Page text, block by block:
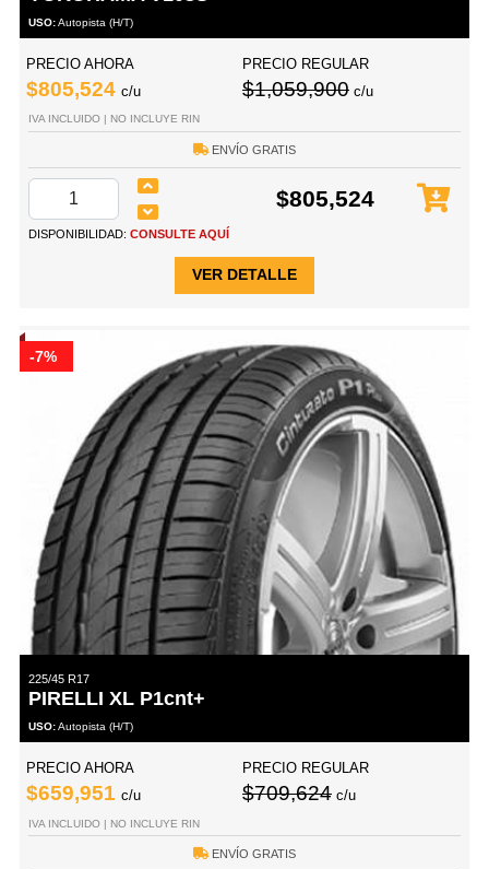
USO:Autopista (H/T)
PRECIO AHORA
$805,524 c/u
PRECIO REGULAR
$1,059,900 c/u
IVA INCLUIDO | NO INCLUYE RIN
ENVÍO GRATIS
$805,524
DISPONIBILIDAD: CONSULTE AQUÍ
VER DETALLE
-7%
225/45 R17
PIRELLI XL P1cnt+
USO:Autopista (H/T)
PRECIO AHORA
$659,951 c/u
PRECIO REGULAR
$709,624 c/u
IVA INCLUIDO | NO INCLUYE RIN
ENVÍO GRATIS